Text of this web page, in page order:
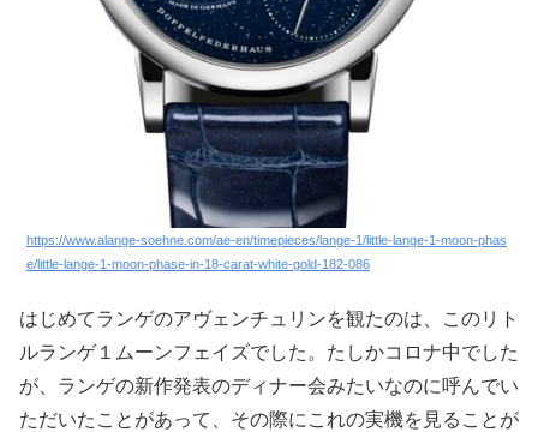
https://www.alange-soehne.com/ae-en/timepieces/lange-1/little-lange-1-moon-phas
e/little-lange-1-moon-phase-in-18-carat-white-gold-182-086
はじめてランゲのアヴェンチュリンを観たのは、このリト
ルランゲ１ムーンフェイズでした。たしかコロナ中でした
が、ランゲの新作発表のディナー会みたいなのに呼んでい
ただいたことがあって、その際にこれの実機を見ることが